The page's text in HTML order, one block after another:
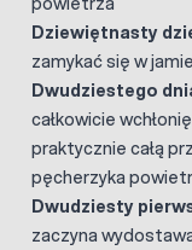
Dziewiętnasty
zamykać się w
Dwudziestego
całkowicie
praktycznie całą
pęcherzyka
Dwudziesty
zaczyna